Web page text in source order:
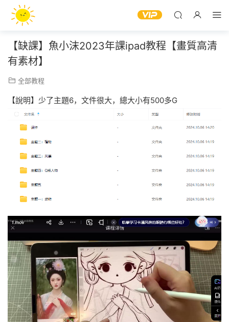
【缺課】魚小沫2023年課ipad教程【畫質高清
有素材】
全部教程
【說明】少了主題6，文件很大，總大小有500多G